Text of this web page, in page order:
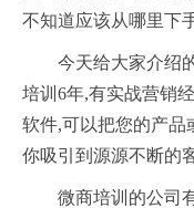
不知道应该从哪里下
今天给大家介绍
培训6年,有实战营销
软件,可以把您的产品
你吸引到源源不断的
微商培训的公司